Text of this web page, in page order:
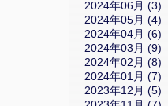
2024年06月 (3)
2024年05月 (4)
2024年04月 (6)
2024年03月 (9)
2024年02月 (8)
2024年01月 (7)
2023年12月 (5)